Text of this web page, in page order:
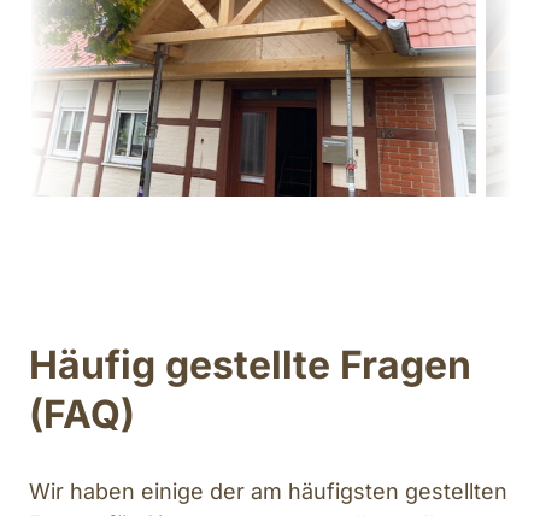
Häufig gestellte Fragen
(FAQ)
Wir haben einige der am häufigsten gestellten